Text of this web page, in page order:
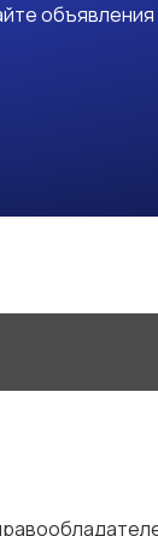
объявления